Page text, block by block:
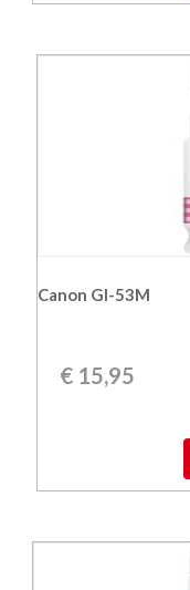
Canon GI-53M
€15,95